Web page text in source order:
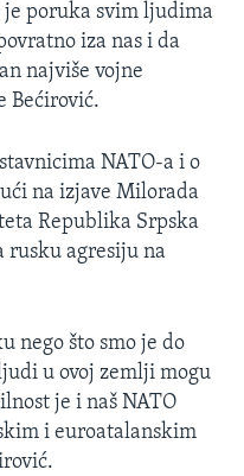
je poruka svim ljudima
iza nas i da
najviše vojne
Bećirović.
NATO-a i o
na izjave Milorada
Republika Srpska
rusku agresiju na
nego što smo je do
u ovoj zemlji mogu
je i naš NATO
i euroatalanskim